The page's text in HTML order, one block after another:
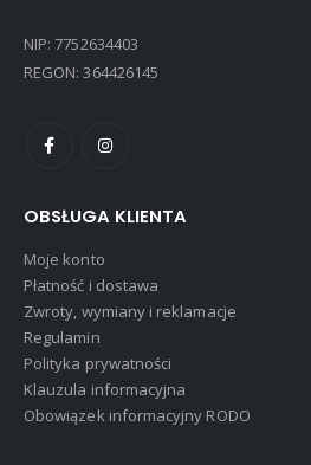
NIP: 7752634403
REGON: 364426145
OBSŁUGA KLIENTA
Moje konto
Płatność i dostawa
Zwroty, wymiany i reklamacje
Regulamin
Polityka prywatności
Klauzula informacyjna
Obowiązek informacyjny RODO